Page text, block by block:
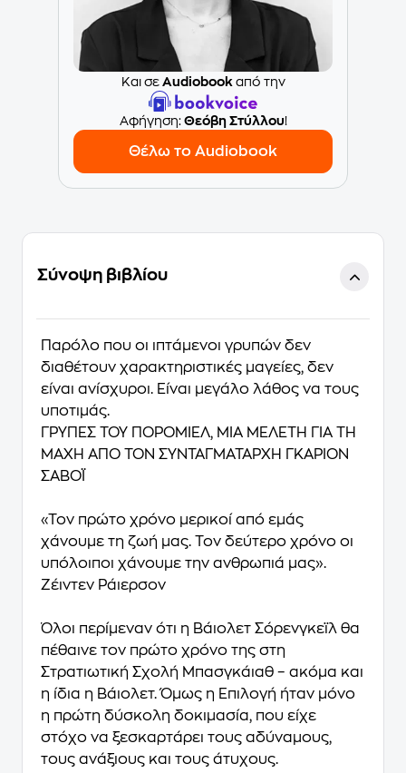
Και σε Audiobookαπό την
Aφήγηση: Θεόβη Στύλλου!
Θέλω το Audiobook
Σύνοψη βιβλίου
Παρόλο που οι ιπτάμενοι γρυπών δεν
διαθέτουν χαρακτηριστικές μαγείες, δεν
είναι ανίσχυροι. Είναι μεγάλο λάθος να τους
υποτιμάς.
ΓΡΥΠΕΣ ΤΟΥ ΠΟΡΟΜΙΕΛ, ΜΙΑ ΜΕΛΕΤΗ ΓΙΑ ΤΗ
ΜΑΧΗ ΑΠΟ ΤΟΝ ΣΥΝΤΑΓΜΑΤΑΡΧΗ ΓΚΑΡΙΟΝ
ΣΑΒΟΪ
«Τον πρώτο χρόνο μερικοί από εμάς
χάνουμε τη ζωή μας. Τον δεύτερο χρόνο οι
υπόλοιποι χάνουμε την ανθρωπιά μας».
Ζέιντεν Ράιερσον
Όλοι περίμεναν ότι η Βάιολετ Σόρενγκεϊλ θα
πέθαινε τον πρώτο χρόνο της στη
Στρατιωτική Σχολή Μπασγκάιαθ – ακόμα και
η ίδια η Βάιολετ. Όμως η Επιλογή ήταν μόνο
η πρώτη δύσκολη δοκιμασία, που είχε
στόχο να ξεσκαρτάρει τους αδύναμους,
τους ανάξιους και τους άτυχους.